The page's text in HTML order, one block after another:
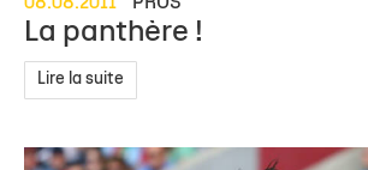
08.08.2011 PROS
La panthère !
Lire la suite